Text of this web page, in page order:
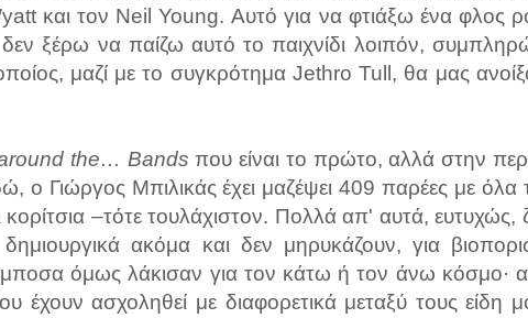
και τον Neil Young. Αυτό για να φτιάξω ένα φλος
ξέρω να παίζω αυτό το παιχνίδι λοιπόν,
μαζί με το συγκρότημα Jethro Tull, θα μας
the… Βands που είναι το πρώτο, αλλά στην
ο Γιώργος Μπιλικάς έχει μαζέψει 409 παρέες με όλα
κορίτσια –τότε τουλάχιστον. Πολλά απ' αυτά, ευτυχώς,
δημιουργικά ακόμα και δεν μηρυκάζουν, για
όμως λάκισαν για τον κάτω ή τον άνω κόσμο·
έχουν ασχοληθεί με διαφορετικά μεταξύ τους είδη